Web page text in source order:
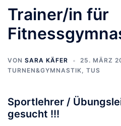
Trainer/in für
VON SARA KÄFER
25. MÄRZ
TURNEN&GYMNASTIK, TUS
Sportlehrer /
gesucht !!!